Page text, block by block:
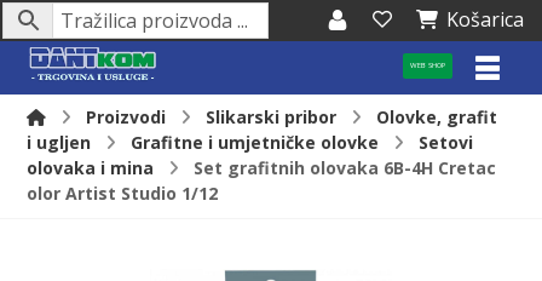
Košarica
WEB SHOP
Proizvodi Slikarski pribor
Olovke, grafit
i ugljen
Grafitne i umjetničke olovke
Setovi
olovaka i mina
Set grafitnih olovaka 6B-4H Cretac
olor Artist Studio 1/12